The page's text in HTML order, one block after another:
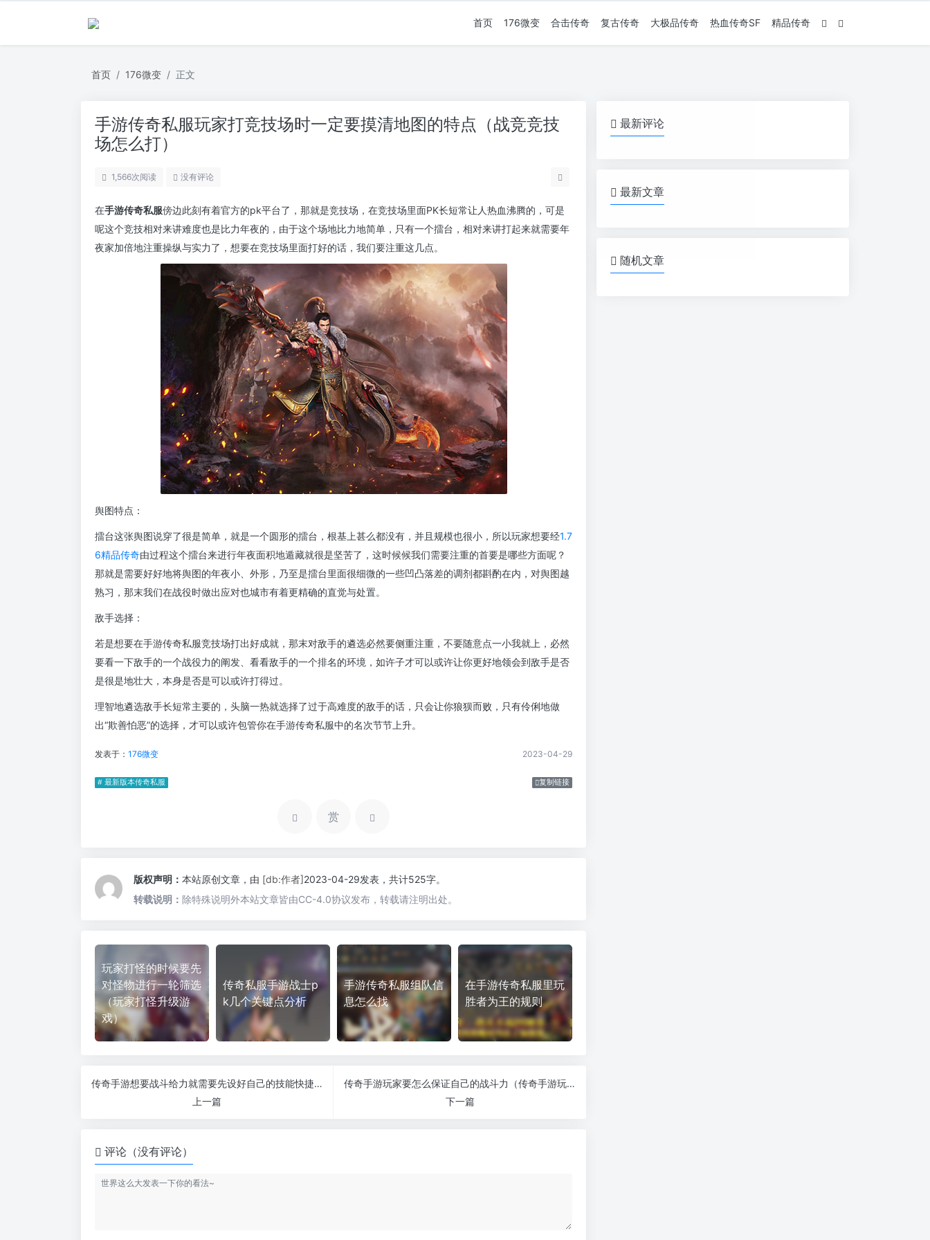
首页 176微变 合击传奇 复古传奇 大极品传奇 热血传奇SF 精品传奇
首页 176微变 正文
手游传奇私服玩家打竞技场时一定要摸清地图的特点（战竞竞技
场怎么打）
1,566次阅读 没有评论
在手游传奇私服傍边此刻有着官方的pk平台了，那就是竞技场，在竞技场里面PK长短常让人热血沸腾的，可是
呢这个竞技相对来讲难度也是比力年夜的，由于这个场地比力地简单，只有一个擂台，相对来讲打起来就需要年
夜家加倍地注重操纵与实力了，想要在竞技场里面打好的话，我们要注重这几点。
舆图特点：
擂台这张舆图说穿了很是简单，就是一个圆形的擂台，根基上甚么都没有，并且规模也很小，所以玩家想要经1.7
6精品传奇由过程这个擂台来进行年夜面积地遁藏就很是坚苦了，这时候候我们需要注重的首要是哪些方面呢？
那就是需要好好地将舆图的年夜小、外形，乃至是擂台里面很细微的一些凹凸落差的调剂都斟酌在内，对舆图越
熟习，那末我们在战役时做出应对也城市有着更精确的直觉与处置。
敌手选择：
若是想要在手游传奇私服竞技场打出好成就，那末对敌手的遴选必然要侧重注重，不要随意点一小我就上，必然
要看一下敌手的一个战役力的阐发、看看敌手的一个排名的环境，如许子才可以或许让你更好地领会到敌手是否
是很是地壮大，本身是否是可以或许打得过。
理智地遴选敌手长短常主要的，头脑一热就选择了过于高难度的敌手的话，只会让你狼狈而败，只有伶俐地做
出“欺善怕恶”的选择，才可以或许包管你在手游传奇私服中的名次节节上升。
发表于： 176微变 2023-04-29
# 最新版本传奇私服 复制链接
赏
版权声明： 本站原创文章，由 [db:作者]2023-04-29发表，共计525字。
转载说明： 除特殊说明外本站文章皆由CC-4.0协议发布，转载请注明出处。
玩家打怪的时候要先
对怪物进行一轮筛选
（玩家打怪升级游
戏）
传奇私服手游战士p
k几个关键点分析
手游传奇私服组队信
息怎么找
在手游传奇私服里玩
胜者为王的规则
传奇手游想要战斗给力就需要先设好自己的技能快捷键（传奇手游技能快捷键设置）
上一篇
传奇手游玩家要怎么保证自己的战斗力（传奇手游玩家排名前十）
下一篇
评论（没有评论）
最新评论
最新文章
随机文章